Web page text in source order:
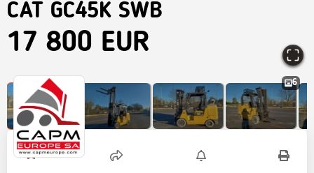
CAT GC45K SWB
17 800 EUR
6